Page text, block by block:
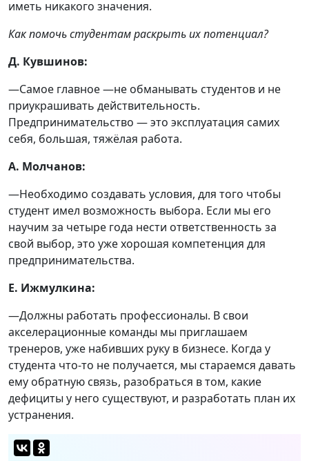
иметь никакого значения.
Как помочь студентам раскрыть их потенциал?
Д. Кувшинов:
—Самое главное —не обманывать студентов и не
приукрашивать действительность.
Предпринимательство — это эксплуатация самих
себя, большая, тяжёлая работа.
А. Молчанов:
—Необходимо создавать условия, для того чтобы
студент имел возможность выбора. Если мы его
научим за четыре года нести ответственность за
свой выбор, это уже хорошая компетенция для
предпринимательства.
Е. Ижмулкина:
—Должны работать профессионалы. В свои
акселерационные команды мы приглашаем
тренеров, уже набивших руку в бизнесе. Когда у
студента что-то не получается, мы стараемся давать
ему обратную связь, разобраться в том, какие
дефициты у него существуют, и разработать план их
устранения.